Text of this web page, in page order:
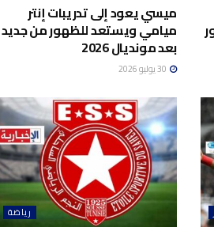
ميسي يعود إلى تدريبات إنتر
ميامي ويستعد للظهور من جديد
بعد مونديال 2026
رياضة